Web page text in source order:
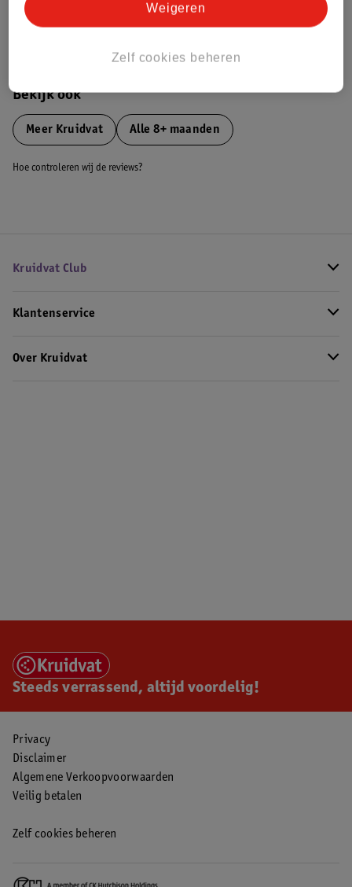
Bekijk ook
Meer Kruidvat Alle 8+ maanden
Hoe controleren wij de reviews?
Kruidvat Club
Klantenservice
Over Kruidvat
Steeds verrassend, altijd voordelig!
Privacy
Disclaimer
Algemene Verkoopvoorwaarden
Veilig betalen
Zelf cookies beheren
Zelf cookies beheren
Weigeren